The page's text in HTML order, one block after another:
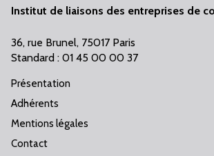
Institut de liaisons des entreprises de
36, rue Brunel, 75017 Paris
Standard : 01 45 00 00 37
Présentation
Adhérents
Mentions légales
Contact